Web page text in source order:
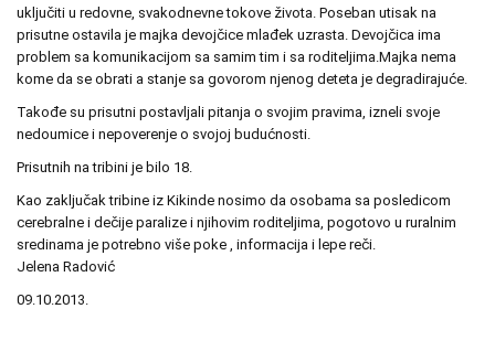
uključiti u redovne, svakodnevne tokove života. Poseban utisak na
prisutne ostavila je majka devojčice mlađek uzrasta. Devojčica ima
problem sa komunikacijom sa samim tim i sa roditeljima.Majka nema
kome da se obrati a stanje sa govorom njenog deteta je degradirajuće.
Takođe su prisutni postavljali pitanja o svojim pravima, izneli svoje
nedoumice i nepoverenje o svojoj budućnosti.
Prisutnih na tribini je bilo 18.
Kao zaključak tribine iz Kikinde nosimo da osobama sa posledicom
cerebralne i dečije paralize i njihovim roditeljima, pogotovo u ruralnim
sredinama je potrebno više poke , informacija i lepe reči.
Jelena Radović
09.10.2013.